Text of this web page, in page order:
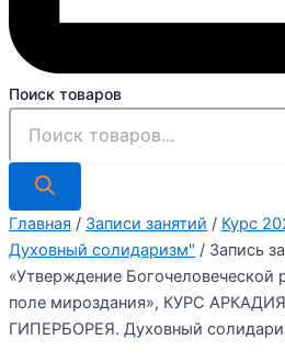
Поиск товаров
Главная / Записи занятий / Курс
Духовный солидаризм" / Запись
«Утверждение Богочеловеческой
поле мироздания», КУРС
ГИПЕРБОРЕЯ. Духовный